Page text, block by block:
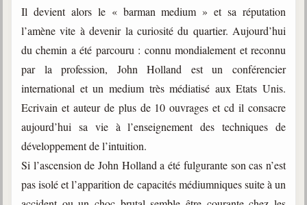
Enregistrements
séance d'aide spirituelle
Diaporamas
Powerpoints
Enseignement
Cours dispensés au Centre
L'Agora
Posez-nous des questions
Consultez les réponses
Il devient alors le « barman medium » et sa réputation
l’amène vite à devenir la curiosité du quartier. Aujourd’hui
du chemin a été parcouru : connu mondialement et reconnu
par la profession, John Holland est un conférencier
international et un medium très médiatisé aux Etats Unis.
Ecrivain et auteur de plus de 10 ouvrages et cd il consacre
aujourd’hui sa vie à l’enseignement des techniques de
développement de l’intuition.
Si l’ascension de John Holland a été fulgurante son cas n’est
pas isolé et l’apparition de capacités médiumniques suite à un